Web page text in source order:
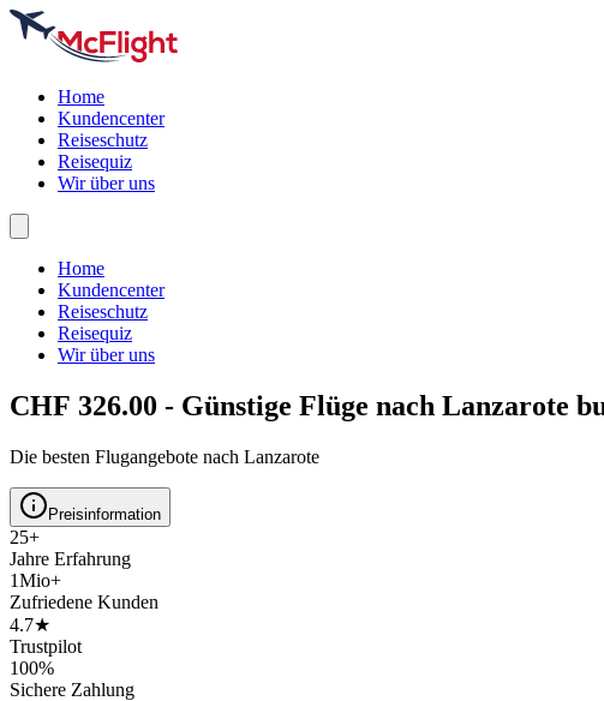
Home
Kundencenter
Reiseschutz
Reisequiz
Wir über uns
Home
Kundencenter
Reiseschutz
Reisequiz
Wir über uns
CHF 326.00 - Günstige Flüge nach Lanzarote
Die besten Flugangebote nach Lanzarote
Preisinformation
25+
Jahre Erfahrung
1Mio+
Zufriedene Kunden
4.7★
Trustpilot
100%
Sichere Zahlung